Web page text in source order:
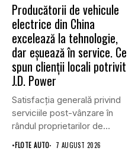
Producătorii de vehicule
electrice din China
excelează la tehnologie,
dar eșuează în service. Ce
spun clienții locali potrivit
J.D. Power
Satisfacția generală privind
serviciile post-vânzare în
rândul proprietarilor de
vehicule cu energie...
•FLOTE AUTO 7 AUGUST 2026